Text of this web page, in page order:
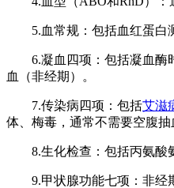
5.血常规：包括血红蛋白测
6.凝血四项：包括凝血酶
血（非经期）。
7.传染病四项：包括艾滋
体、梅毒，通常不需要空腹抽
8.生化检查：包括丙氨酸氨
9.甲状腺功能七项：非经